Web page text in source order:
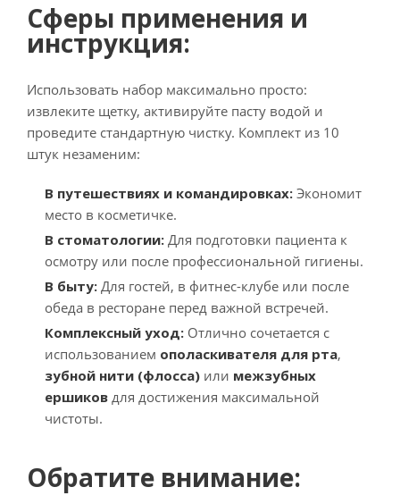
Сферы применения и
инструкция:
Использовать набор максимально просто:
извлеките щетку, активируйте пасту водой и
проведите стандартную чистку. Комплект из 10
штук незаменим:
В путешествиях и командировках: Экономит
место в косметичке.
В стоматологии: Для подготовки пациента к
осмотру или после профессиональной гигиены.
В быту: Для гостей, в фитнес-клубе или после
обеда в ресторане перед важной встречей.
Комплексный уход: Отлично сочетается с
использованием ополаскивателя для рта,
зубной нити (флосса) или межзубных
ершиков для достижения максимальной
чистоты.
Обратите внимание: